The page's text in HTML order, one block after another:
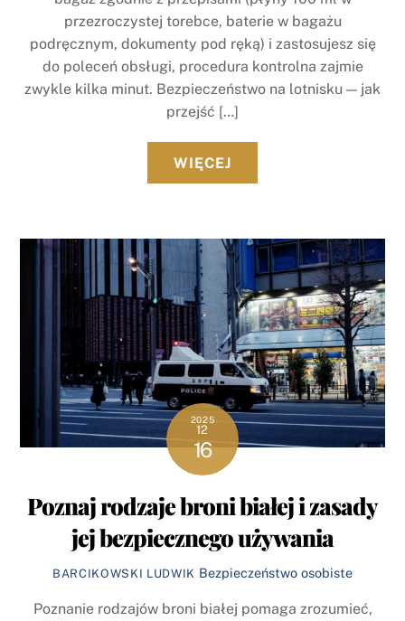
przezroczystej torebce, baterie w bagażu
podręcznym, dokumenty pod ręką) i zastosujesz się
do poleceń obsługi, procedura kontrolna zajmie
zwykle kilka minut. Bezpieczeństwo na lotnisku — jak
przejść […]
WIĘCEJ
2025
12
16
Poznaj rodzaje broni białej i zasady
jej bezpiecznego używania
BARCIKOWSKI LUDWIK Bezpieczeństwo osobiste
Poznanie rodzajów broni białej pomaga zrozumieć,